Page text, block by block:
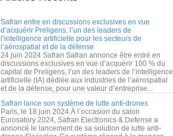
Safran entre en discussions exclusives en vue
d’acquérir Preligens, l’un des leaders de
l’intelligence artificielle pour les secteurs de
l’aérospatial et de la défense
24 juin 2024 Safran Safran annonce être entré en
discussions exclusives en vue d’acquérir 100 % du
capital de Preligens, l’un des leaders de l’intelligence
artificielle (IA) dédiée aux industries de l’aérospatial
et de la défense, pour une valeur d’entreprise...
Safran lance son système de lutte anti-drones
Paris, le 18 juin 2024 À l’occasion du salon
Eurosatory 2024, Safran Electronics & Defense a
annoncé le lancement de sa solution de lutte anti-